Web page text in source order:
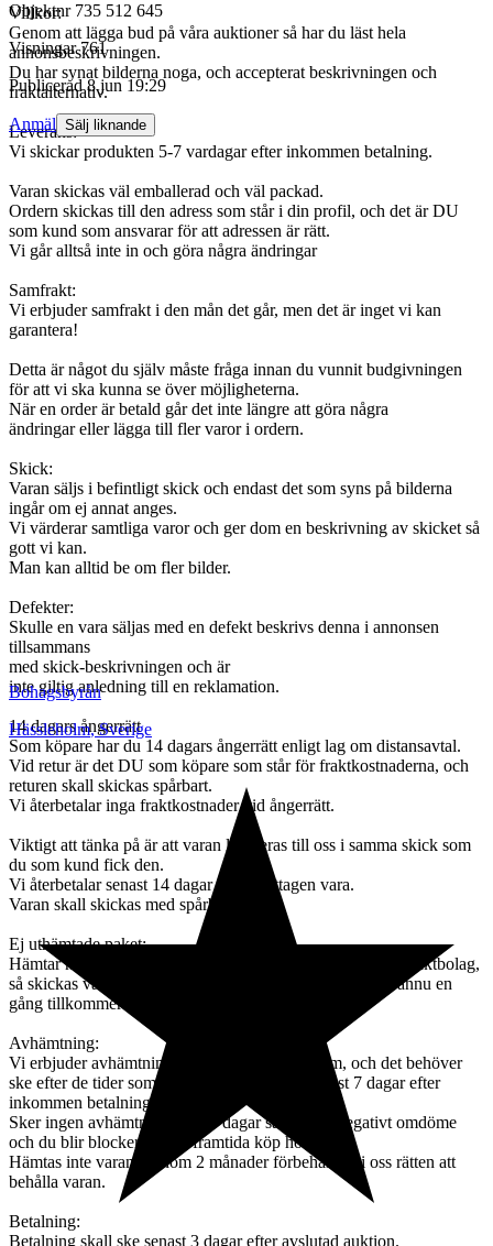
Villkor:
Genom att lägga bud på våra auktioner så har du läst hela
annonsbeskrivningen.
Du har synat bilderna noga, och accepterat beskrivningen och
fraktalternativ.
Leverans:
Vi skickar produkten 5-7 vardagar efter inkommen betalning.
Varan skickas väl emballerad och väl packad.
Ordern skickas till den adress som står i din profil, och det är DU
som kund som ansvarar för att adressen är rätt.
Vi går alltså inte in och göra några ändringar
Samfrakt:
Vi erbjuder samfrakt i den mån det går, men det är inget vi kan
garantera!
Detta är något du själv måste fråga innan du vunnit budgivningen
för att vi ska kunna se över möjligheterna.
När en order är betald går det inte längre att göra några
ändringar eller lägga till fler varor i ordern.
Skick:
Varan säljs i befintligt skick och endast det som syns på bilderna
ingår om ej annat anges.
Vi värderar samtliga varor och ger dom en beskrivning av skicket så
gott vi kan.
Man kan alltid be om fler bilder.
Defekter:
Skulle en vara säljas med en defekt beskrivs denna i annonsen
tillsammans
med skick-beskrivningen och är
inte giltig anledning till en reklamation.
14 dagars ångerrätt
Som köpare har du 14 dagars ångerrätt enligt lag om distansavtal.
Vid retur är det DU som köpare som står för fraktkostnaderna, och
returen skall skickas spårbart.
Vi återbetalar inga fraktkostnader vid ångerrätt.
Viktigt att tänka på är att varan levereras till oss i samma skick som
du som kund fick den.
Vi återbetalar senast 14 dagar efter mottagen vara.
Varan skall skickas med spårbart frakt.
Ej uthämtade paket:
Hämtar ni inte ut varan efter påminnelse från ombud och fraktbolag,
så skickas varan tillbaka till oss, och skall varan skickas ännu en
gång tillkommer en avgift om 395kr + Fraktavgift.
Avhämtning:
Vi erbjuder avhämtning i vår butik i Hässleholm, och det behöver
ske efter de tider som vi kan erbjuda, dock senast 7 dagar efter
inkommen betalning.
Sker ingen avhämtning efter 7 dagar så lämnas negativt omdöme
och du blir blockerad från framtida köp hos oss.
Hämtas inte varan ut inom 2 månader förbehåller vi oss rätten att
behålla varan.
Betalning:
Betalning skall ske senast 3 dagar efter avslutad auktion.
Objektnr 735 512 645
Visningar 761
Publicerad 8 jun 19:29
Anmäl Sälj liknande
Bohagsbyrån
Hässleholm,Sverige